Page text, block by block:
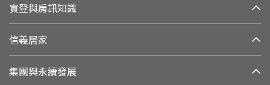
實登與房訊知識
信義居家
集團與永續發展